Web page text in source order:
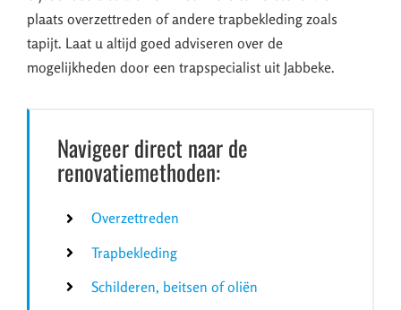
plaats overzettreden of andere trapbekleding zoals
tapijt. Laat u altijd goed adviseren over de
mogelijkheden door een trapspecialist uit Jabbeke.
Navigeer direct naar de
renovatiemethoden:
Overzettreden
Trapbekleding
Schilderen, beitsen of oliën